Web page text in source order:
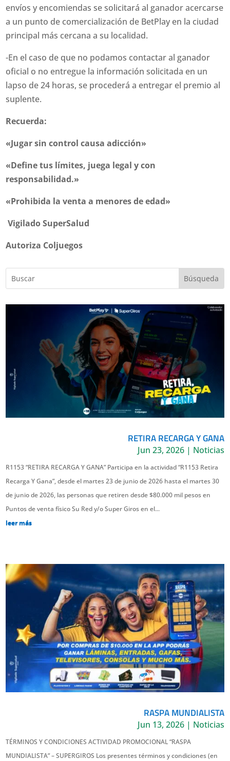
envíos y encomiendas se solicitará al ganador acercarse
a un punto de comercialización de BetPlay en la ciudad
principal más cercana a su localidad.
-En el caso de que no podamos contactar al ganador
oficial o no entregue la información solicitada en un
lapso de 24 horas, se procederá a entregar el premio al
suplente.
Recuerda:
«Jugar sin control causa adicción»
«Define tus límites, juega legal y con
responsabilidad.»
«Prohibida la venta a menores de edad»
Vigilado SuperSalud
Autoriza Coljuegos
RETIRA RECARGA Y GANA
Jun 23, 2026| Noticias
R1153 “RETIRA RECARGA Y GANA” Participa en la actividad “R1153 Retira
Recarga Y Gana”, desde el martes 23 de junio de 2026 hasta el martes 30
de junio de 2026, las personas que retiren desde $80.000 mil pesos en
Puntos de venta físico Su Red y/o Super Giros en el...
leer más
RASPA MUNDIALISTA
Jun 13, 2026| Noticias
TÉRMINOS Y CONDICIONES ACTIVIDAD PROMOCIONAL “RASPA
MUNDIALISTA” – SUPERGIROS Los presentes términos y condiciones (en